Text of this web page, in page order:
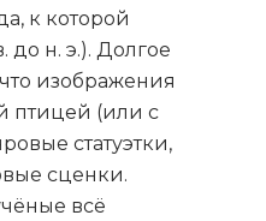
к которой
до н. э.). Долгое
изображения
птицей (или с
статуэтки,
сценки.
всё